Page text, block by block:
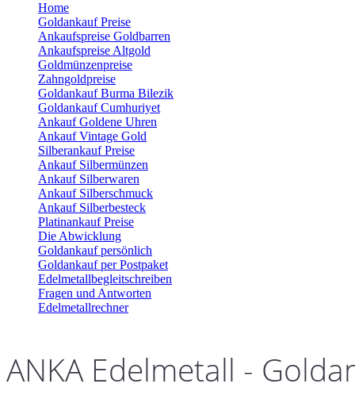
Home
Goldankauf Preise
Ankaufspreise Goldbarren
Ankaufspreise Altgold
Goldmünzenpreise
Zahngoldpreise
Goldankauf Burma Bilezik
Goldankauf Cumhuriyet
Ankauf Goldene Uhren
Ankauf Vintage Gold
Silberankauf Preise
Ankauf Silbermünzen
Ankauf Silberwaren
Ankauf Silberschmuck
Ankauf Silberbesteck
Platinankauf Preise
Die Abwicklung
Goldankauf persönlich
Goldankauf per Postpaket
Edelmetallbegleitschreiben
Fragen und Antworten
Edelmetallrechner
ANKA Edelmetall -